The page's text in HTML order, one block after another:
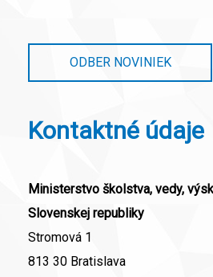
ODBER NOVINIEK
Kontaktné údaje
Ministerstvo školstva, vedy,
Slovenskej republiky
Stromová 1
813 30 Bratislava